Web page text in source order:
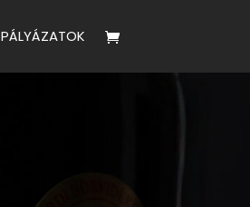
PÁLYÁZATOK